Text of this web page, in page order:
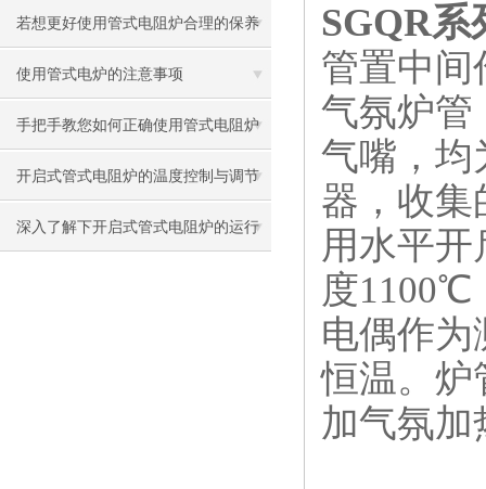
决
若想更好使用管式电阻炉合理的保养
方法很重要
使用管式电炉的注意事项
手把手教您如何正确使用管式电阻炉
开启式管式电阻炉的温度控制与调节
方法
深入了解下开启式管式电阻炉的运行
SGQR
管置中间
气氛炉管
气嘴，均
器，收集
用水平
度1100℃
电偶作为
恒温。炉
加气氛加